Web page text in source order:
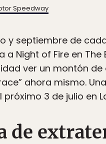
Speedway
y septiembre de
Night of Fire en The
ver un montón
ahora mismo.
3 de julio en
de